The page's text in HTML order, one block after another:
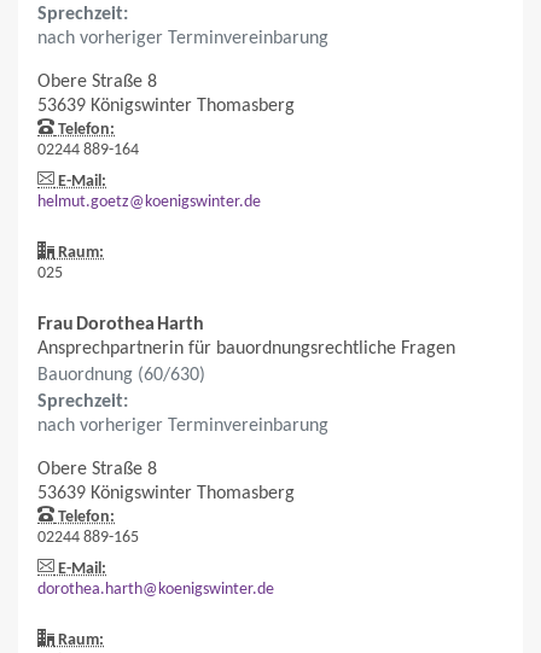
Sprechzeit:
nach vorheriger Terminvereinbarung
Obere Straße 8
53639 Königswinter Thomasberg
Telefon:
02244 889-164
E-Mail:
helmut.goetz@koenigswinter.de
Raum:
025
Frau Dorothea Harth
Ansprechpartnerin für bauordnungsrechtliche Fragen
Bauordnung (60/630)
Sprechzeit:
nach vorheriger Terminvereinbarung
Obere Straße 8
53639 Königswinter Thomasberg
Telefon:
02244 889-165
E-Mail:
dorothea.harth@koenigswinter.de
Raum: